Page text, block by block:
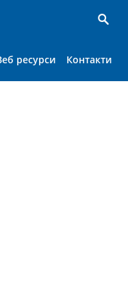
ресурси Контакти